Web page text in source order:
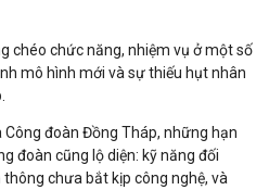
chéo chức năng, nhiệm vụ ở một số
mô hình mới và sự thiếu hụt nhân
đoàn Đồng Tháp, những hạn
đoàn cũng lộ diện: kỹ năng đối
chưa bắt kịp công nghệ, và